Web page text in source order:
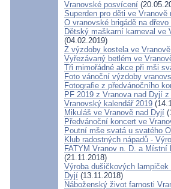
Vranovské posvícení
Superden pro děti ve Vranově
O vranovské brigádě na
Dětský maškarní karneval ve
(04.02.2019)
Z výzdoby kostela ve
Vyřezávaný betlém ve
Tři mimořádné akce při mši
Foto vánoční výzdoby
Fotografie z předvánočního
PF 2019 z Vranova nad Dyjí z
Vranovský kalendář 2019
Mikuláš ve Vranově nad Dyjí
Předvánoční koncert ve
Poutní mše svatá u svatého
Klub radostných nápadů -
FATYM Vranov n. D. a
(21.11.2018)
Výroba dušičkových
Dyjí (13.11.2018)
Náboženský život farnosti